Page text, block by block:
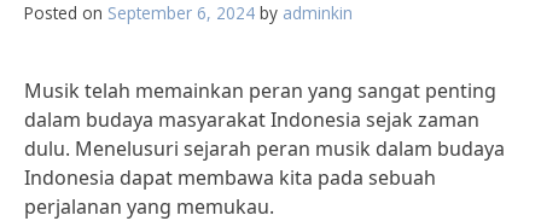
Posted on September 6, 2024 by adminkin
Musik telah memainkan peran yang sangat penting
dalam budaya masyarakat Indonesia sejak zaman
dulu. Menelusuri sejarah peran musik dalam budaya
Indonesia dapat membawa kita pada sebuah
perjalanan yang memukau.